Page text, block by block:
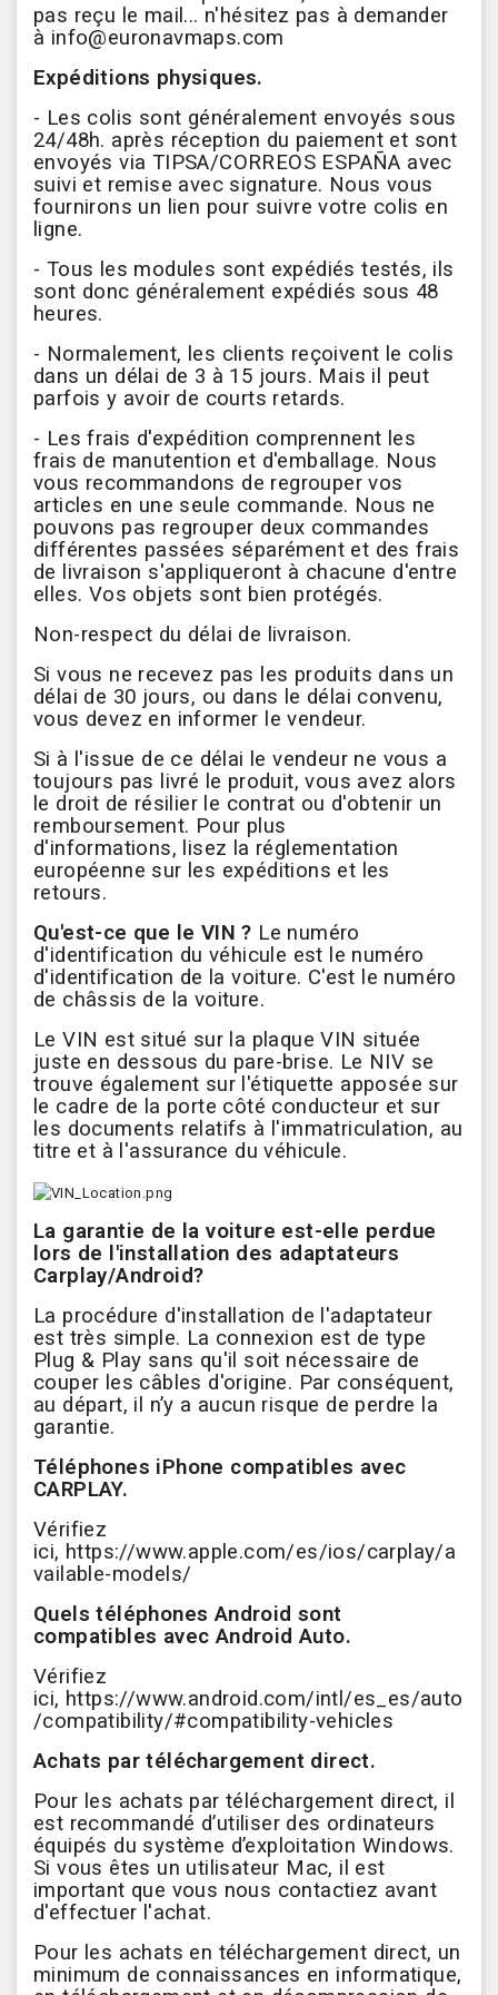
pas reçu le mail... n'hésitez pas à demander
à info@euronavmaps.com
Expéditions physiques.
- Les colis sont généralement envoyés sous
24/48h. après réception du paiement et sont
envoyés via TIPSA/CORREOS ESPAÑA avec
suivi et remise avec signature. Nous vous
fournirons un lien pour suivre votre colis en
ligne.
- Tous les modules sont expédiés testés, ils
sont donc généralement expédiés sous 48
heures.
- Normalement, les clients reçoivent le colis
dans un délai de 3 à 15 jours. Mais il peut
parfois y avoir de courts retards.
- Les frais d'expédition comprennent les
frais de manutention et d'emballage. Nous
vous recommandons de regrouper vos
articles en une seule commande. Nous ne
pouvons pas regrouper deux commandes
différentes passées séparément et des frais
de livraison s'appliqueront à chacune d'entre
elles. Vos objets sont bien protégés.
Non-respect du délai de livraison.
Si vous ne recevez pas les produits dans un
délai de 30 jours, ou dans le délai convenu,
vous devez en informer le vendeur.
Si à l'issue de ce délai le vendeur ne vous a
toujours pas livré le produit, vous avez alors
le droit de résilier le contrat ou d'obtenir un
remboursement. Pour plus
d'informations, lisez la réglementation
européenne sur les expéditions et les
retours.
Qu'est-ce que le VIN ? Le numéro
d'identification du véhicule est le numéro
d'identification de la voiture. C'est le numéro
de châssis de la voiture.
Le VIN est situé sur la plaque VIN située
juste en dessous du pare-brise. Le NIV se
trouve également sur l'étiquette apposée sur
le cadre de la porte côté conducteur et sur
les documents relatifs à l'immatriculation, au
titre et à l'assurance du véhicule.
La garantie de la voiture est-elle perdue
lors de l'installation des adaptateurs
Carplay/Android?
La procédure d'installation de l'adaptateur
est très simple. La connexion est de type
Plug & Play sans qu'il soit nécessaire de
couper les câbles d'origine. Par conséquent,
au départ, il n’y a aucun risque de perdre la
garantie.
Téléphones iPhone compatibles avec
CARPLAY.
Vérifiez
ici, https://www.apple.com/es/ios/carplay/a
vailable-models/
Quels téléphones Android sont
compatibles avec Android Auto.
Vérifiez
ici, https://www.android.com/intl/es_es/auto
/compatibility/#compatibility-vehicles
Achats par téléchargement direct.
Pour les achats par téléchargement direct, il
est recommandé d’utiliser des ordinateurs
équipés du système d’exploitation Windows.
Si vous êtes un utilisateur Mac, il est
important que vous nous contactiez avant
d'effectuer l'achat.
Pour les achats en téléchargement direct, un
minimum de connaissances en informatique,